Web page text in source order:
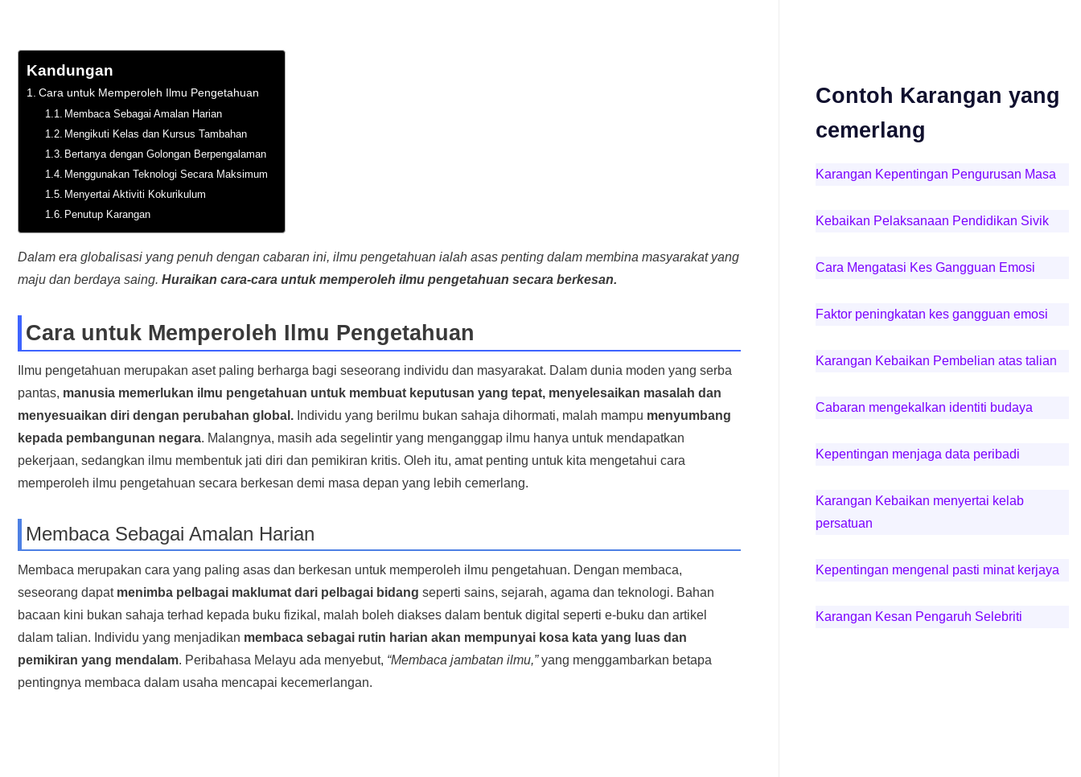
Kandungan
Cara untuk Memperoleh Ilmu Pengetahuan
Membaca Sebagai Amalan Harian
Mengikuti Kelas dan Kursus Tambahan
Bertanya dengan Golongan Berpengalaman
Menggunakan Teknologi Secara Maksimum
Menyertai Aktiviti Kokurikulum
Penutup Karangan
Dalam era globalisasi yang penuh dengan cabaran ini, ilmu pengetahuan ialah asas penting dalam membina masyarakat yang
maju dan berdaya saing. Huraikan cara-cara untuk memperoleh ilmu pengetahuan secara berkesan.
Cara untuk Memperoleh Ilmu Pengetahuan
Ilmu pengetahuan merupakan aset paling berharga bagi seseorang individu dan masyarakat. Dalam dunia moden yang serba
pantas, manusia memerlukan ilmu pengetahuan untuk membuat keputusan yang tepat, menyelesaikan masalah dan
menyesuaikan diri dengan perubahan global.Individu yang berilmu bukan sahaja dihormati, malah mampu menyumbang
kepada pembangunan negara. Malangnya, masih ada segelintir yang menganggap ilmu hanya untuk mendapatkan
pekerjaan, sedangkan ilmu membentuk jati diri dan pemikiran kritis. Oleh itu, amat penting untuk kita mengetahui cara
memperoleh ilmu pengetahuan secara berkesan demi masa depan yang lebih cemerlang.
Membaca Sebagai Amalan Harian
Membaca merupakan cara yang paling asas dan berkesan untuk memperoleh ilmu pengetahuan. Dengan membaca,
seseorang dapat menimba pelbagai maklumat dari pelbagai bidang seperti sains, sejarah, agama dan teknologi. Bahan
bacaan kini bukan sahaja terhad kepada buku fizikal, malah boleh diakses dalam bentuk digital seperti e-buku dan artikel
dalam talian. Individu yang menjadikan membaca sebagai rutin harian akan mempunyai kosa kata yang luas dan
pemikiran yang mendalam. Peribahasa Melayu ada menyebut, “Membaca jambatan ilmu,”yang menggambarkan betapa
pentingnya membaca dalam usaha mencapai kecemerlangan.
Contoh Karangan yang
cemerlang
Karangan Kepentingan Pengurusan Masa
Kebaikan Pelaksanaan Pendidikan Sivik
Cara Mengatasi Kes Gangguan Emosi
Faktor peningkatan kes gangguan emosi
Karangan Kebaikan Pembelian atas talian
Cabaran mengekalkan identiti budaya
Kepentingan menjaga data peribadi
Karangan Kebaikan menyertai kelab
persatuan
Kepentingan mengenal pasti minat kerjaya
Karangan Kesan Pengaruh Selebriti